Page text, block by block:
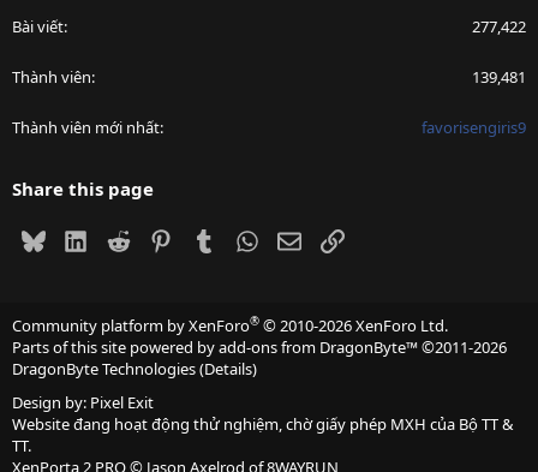
Bài viết 277,422
Thành viên 139,481
Thành viên mới nhất favorisengiris9
Share this page
BlueskyLinkedIn
Reddit PinterestTumblrWhatsApp
EmailLink
Community platform by XenForo® © 2010-2026 XenForo Ltd.
Parts of this site powered byadd-ons from DragonByte™©2011-2026
DragonByte Technologies(Details)
Design by: Pixel Exit
Website đang hoạt động thử nghiệm, chờ giấy phép MXH của Bộ TT &
TT.
XenPorta 2 PRO© Jason Axelrod of8WAYRUN